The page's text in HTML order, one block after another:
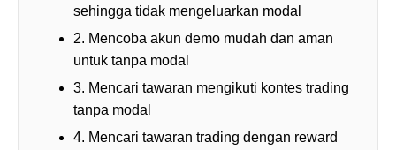
sehingga tidak mengeluarkan modal
2. Mencoba akun demo mudah dan aman
untuk tanpa modal
3. Mencari tawaran mengikuti kontes trading
tanpa modal
4. Mencari tawaran trading dengan reward